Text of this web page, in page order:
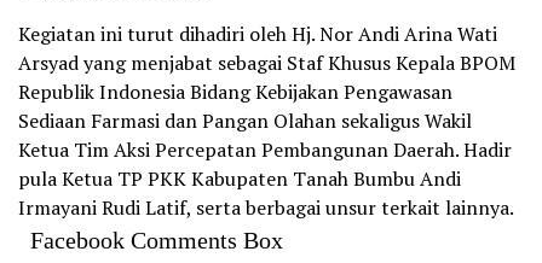
Kegiatan ini turut dihadiri oleh Hj. Nor Andi Arina Wati
Arsyad yang menjabat sebagai Staf Khusus Kepala BPOM
Republik Indonesia Bidang Kebijakan Pengawasan
Sediaan Farmasi dan Pangan Olahan sekaligus Wakil
Ketua Tim Aksi Percepatan Pembangunan Daerah. Hadir
pula Ketua TP PKK Kabupaten Tanah Bumbu Andi
Irmayani Rudi Latif, serta berbagai unsur terkait lainnya.
Facebook Comments Box